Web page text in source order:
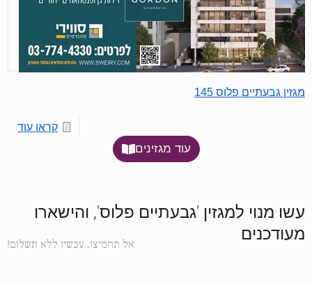
מגזין גבעתיים פלוס 145
קראו עוד
עוד מגזינים
עשו מנוי למגזין 'גבעתיים פלוס', והישארו
מעודכנים
אל תחמיצו, עכשיו ללא תשלום!